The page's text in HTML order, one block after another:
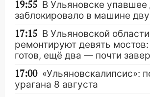
19:55 В Ульяновске упавшее
заблокировало в машине
17:15 В Ульяновской области
ремонтируют девять
готов, ещё два — почти
17:00 «Ульяновскалипсис»:
урагана 8 августа